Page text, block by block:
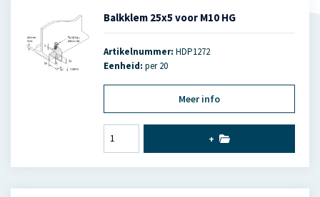
Balkklem 25x5 voor M10 HG
Artikelnummer: HDP1272
Eenheid: per 20
Meer info
+